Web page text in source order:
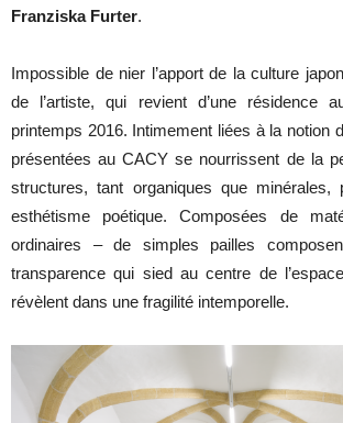
Franziska Furter.
Impossible de nier l’apport de la culture
de l’artiste, qui revient d’une résidence
printemps 2016. Intimement liées à la notion
présentées au CACY se nourrissent de la
structures, tant organiques que minérales,
esthétisme poétique. Composées de
ordinaires – de simples pailles
transparence qui sied au centre de
révèlent dans une fragilité intemporelle.